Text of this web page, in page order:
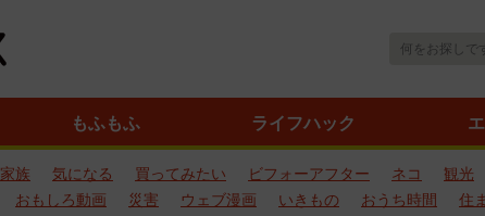
もふもふ ライフハック
家族 気になる 買ってみたい ビフォーアフター ネコ 観光
おもしろ動画 災害 ウェブ漫画 いきもの おうち時間 住